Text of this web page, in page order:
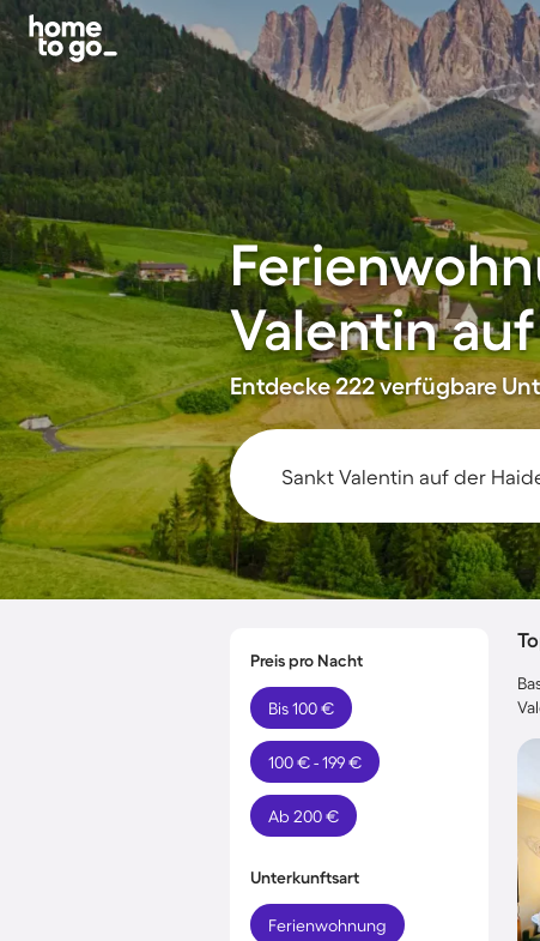
Valentin
Entdecke 222 verfügbare
Preis pro Nacht
Bis 100 €
100 € - 199 €
Ab 200 €
Unterkunftsart
Ferienwohnung